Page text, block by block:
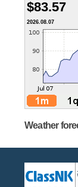
$83.57
2026.08.07
Weather